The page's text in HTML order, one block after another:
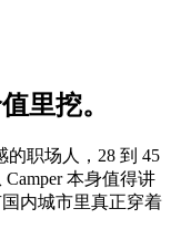
里挖。
的职场人，28 到 45
本身值得讲
内城市里真正穿着